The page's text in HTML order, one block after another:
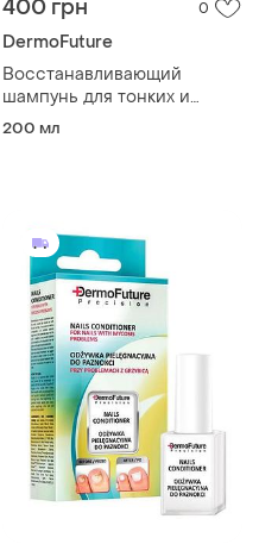
400 грн 0
DermoFuture
Восстанавливающий
шампунь для тонких и
слабых волос hair balance
200 мл